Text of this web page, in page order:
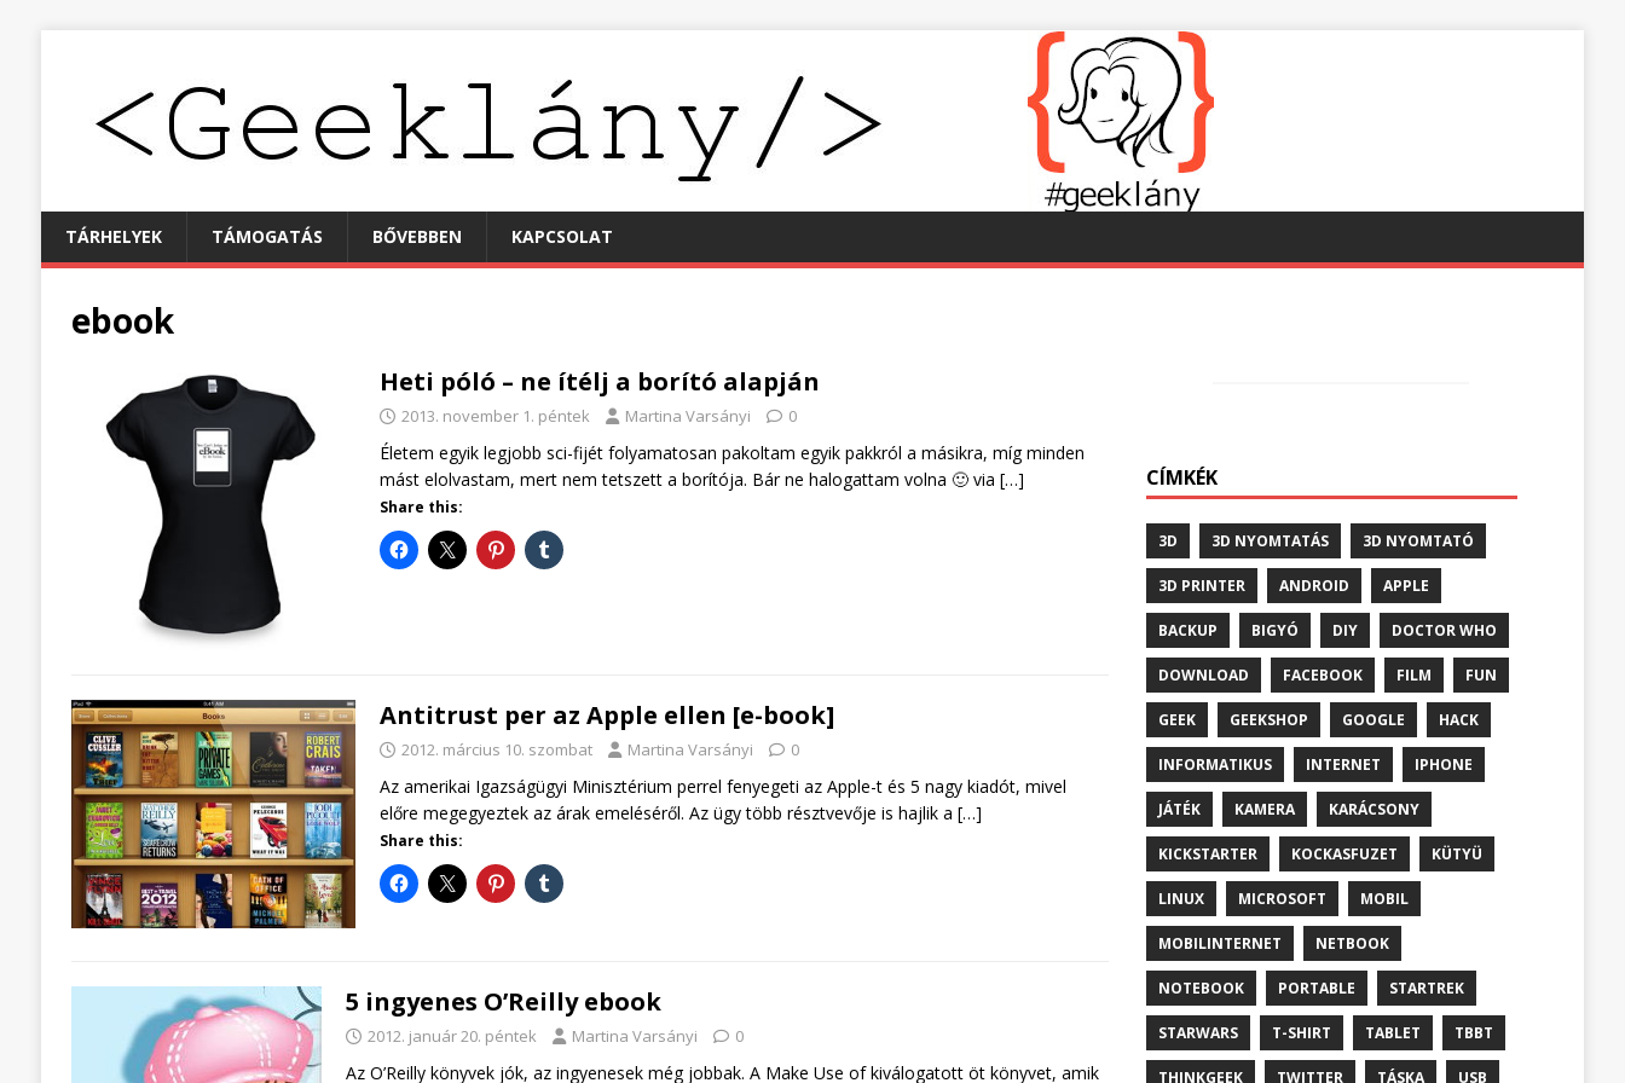
TÁRHELYEK TÁMOGATÁS BŐVEBBEN KAPCSOLAT
ebook
Heti póló – ne ítélj a borító alapján
2013. november 1. péntek Martina Varsányi 0
Életem egyik legjobb sci-fijét folyamatosan pakoltam egyik pakkról a másikra, míg minden
mást elolvastam, mert nem tetszett a borítója. Bár ne halogattam volna 🙂 via […]
Share this:
Antitrust per az Apple ellen [e-book]
2012. március 10. szombat Martina Varsányi 0
Az amerikai Igazságügyi Minisztérium perrel fenyegeti az Apple-t és 5 nagy kiadót, mivel
előre megegyeztek az árak emeléséről. Az ügy több résztvevője is hajlik a […]
Share this:
5 ingyenes O’Reilly ebook
2012. január 20. péntek Martina Varsányi 0
Az O’Reilly könyvek jók, az ingyenesek még jobbak. A Make Use of kiválogatott öt könyvet, amik
CÍMKÉK
3D 3D NYOMTATÁS 3D NYOMTATÓ
3D PRINTER ANDROID APPLE
BACKUP BIGYÓ DIY DOCTOR WHO
DOWNLOAD FACEBOOK FILM FUN
GEEK GEEKSHOP GOOGLE HACK
INFORMATIKUS INTERNET IPHONE
JÁTÉK KAMERA KARÁCSONY
KICKSTARTER KOCKASFUZET KÜTYÜ
LINUX MICROSOFT MOBIL
MOBILINTERNET NETBOOK
NOTEBOOK PORTABLE STARTREK
STARWARS T-SHIRT TABLET TBBT
THINKGEEK TWITTER TÁSKA USB